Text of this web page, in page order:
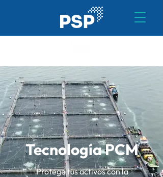
Tecnología PCM
Protege tus activos con la